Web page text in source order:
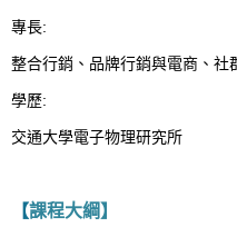
專長:
整合行銷、品牌行銷與電商、社
學歷:
交通大學電子物理研究所
【課程大綱】